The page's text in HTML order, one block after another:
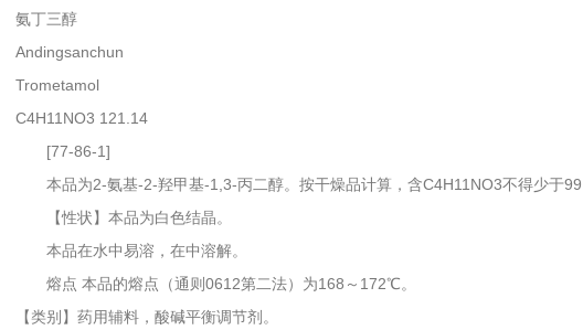
氨丁三醇
Andingsanchun
Trometamol
C4H11NO3 121.14
[77-86-1]
本品为2-氨基-2-羟甲基-1,3-丙二醇。按干燥品计算，含C4H11NO3不得少于
【性状】本品为白色结晶。
本品在水中易溶，在中溶解。
熔点 本品的熔点（通则0612第二法）为168～172℃。
【类别】药用辅料，酸碱平衡调节剂。